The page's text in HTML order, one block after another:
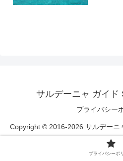
サルデーニャ ガイド
プライバシー
Copyright © 2016-2026 サルデーニ
Rights
プライバシーポ